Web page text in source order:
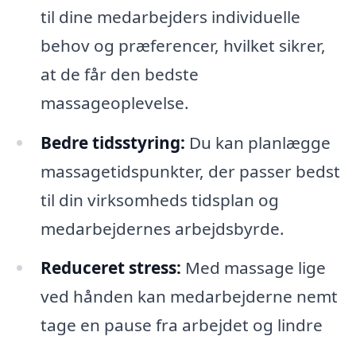
til dine medarbejders individuelle
behov og præferencer, hvilket sikrer,
at de får den bedste
massageoplevelse.
Bedre tidsstyring: Du kan planlægge
massagetidspunkter, der passer bedst
til din virksomheds tidsplan og
medarbejdernes arbejdsbyrde.
Reduceret stress: Med massage lige
ved hånden kan medarbejderne nemt
tage en pause fra arbejdet og lindre